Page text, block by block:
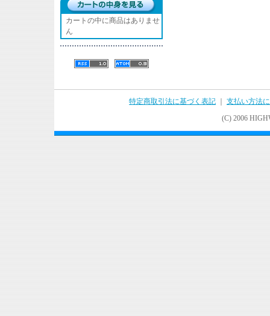
カートの中に商品はありませ
ん
特定商取引法に基づく表記
支払い方法
(C) 2006